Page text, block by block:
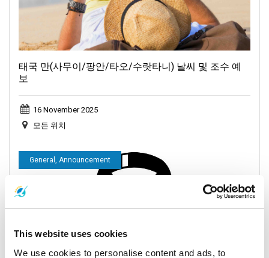
This website uses cookies
We use cookies to personalise content and ads, to
태국 만(사무이/팡안/타오/수랏타니) 날씨 및 조수 예
보
16 November 2025
모든 위치
General, Announcement